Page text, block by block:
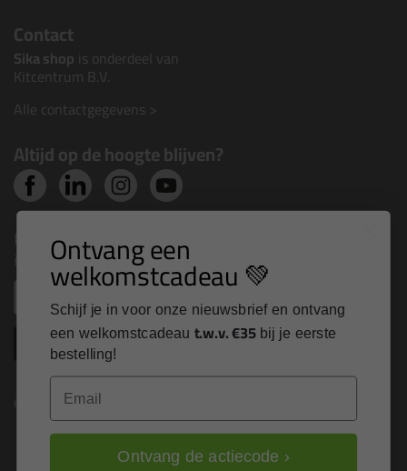
Contact
Sika shop is onderdeel van
Kitcentrum B.V.
Alle contactgegevens >
Altijd op de hoogte blijven?
Nieuws, tips en exclusieve deals rechtstreeks in je
inbox
Inschrijven
Kitcentrum is trots op:
Ontvang een
welkomstcadeau 💚
Schijf je in voor onze nieuwsbrief en ontvang
een welkomstcadeau t.w.v. €35 bij je eerste
bestelling!
Email
Ontvang de actiecode ›